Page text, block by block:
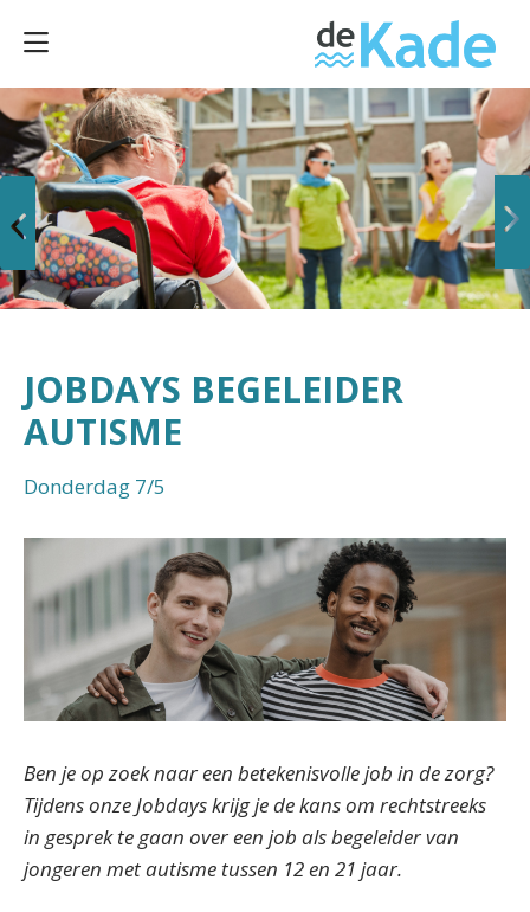
Vorige
Volgende
JOBDAYS BEGELEIDER
AUTISME
Donderdag 7/5
Ben je op zoek naar een betekenisvolle job in de zorg?
Tijdens onze Jobdays krijg je de kans om rechtstreeks
in gesprek te gaan over een job als begeleider van
jongeren met autisme tussen 12 en 21 jaar.